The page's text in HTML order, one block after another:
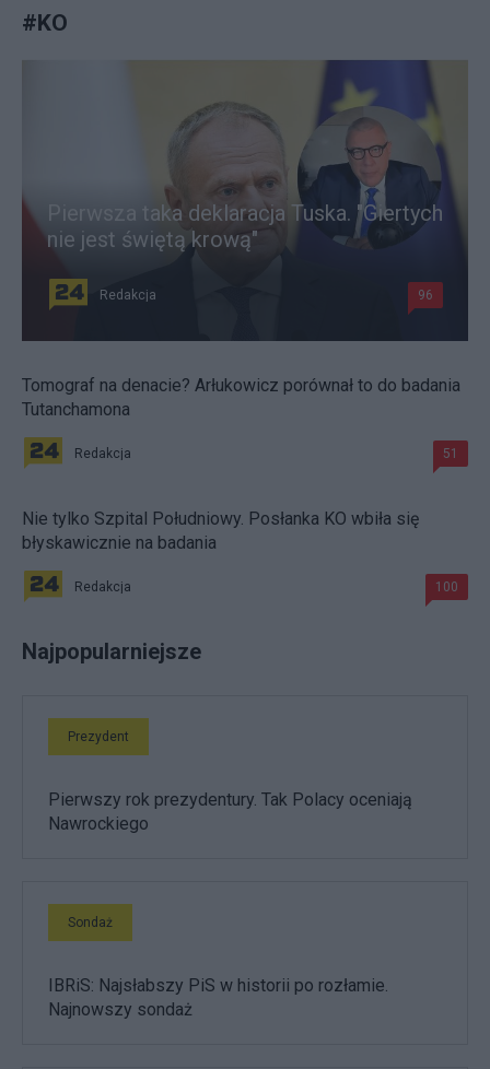
#KO
Pierwsza taka deklaracja Tuska. "Giertych
nie jest świętą krową"
Redakcja 96
Tomograf na denacie? Arłukowicz porównał to do badania
Tutanchamona
Redakcja 51
Nie tylko Szpital Południowy. Posłanka KO wbiła się
błyskawicznie na badania
Redakcja 100
Najpopularniejsze
Prezydent
Pierwszy rok prezydentury. Tak Polacy oceniają
Nawrockiego
Sondaż
IBRiS: Najsłabszy PiS w historii po rozłamie.
Najnowszy sondaż